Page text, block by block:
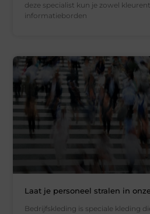
deze specialist kun je zowel
informatieborden
Laat je personeel stralen in
Bedrijfskleding is speciale kleding